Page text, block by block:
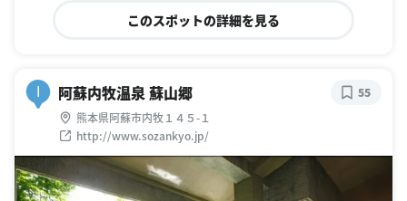
このスポットの詳細を見る
阿蘇内牧温泉 蘇山郷
熊本県阿蘇市内牧１４５-１
http://www.sozankyo.jp/
55